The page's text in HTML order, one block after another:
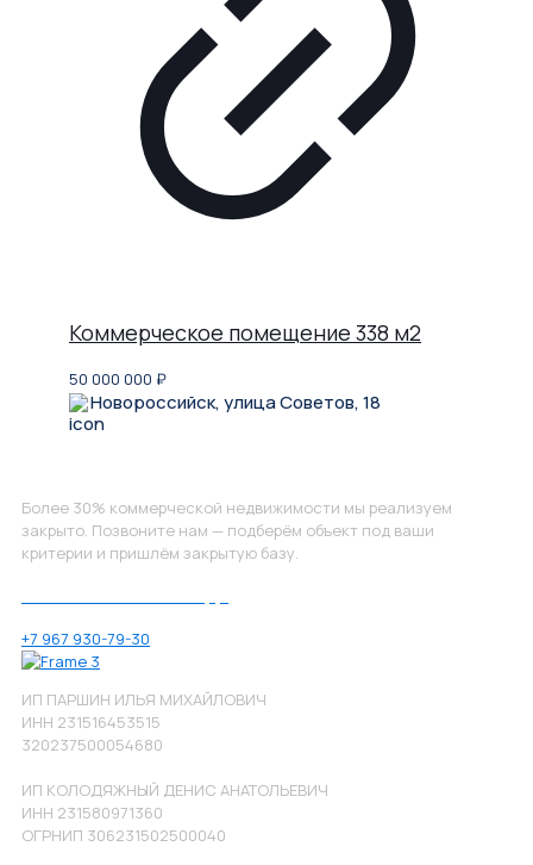
Коммерческое помещение 338 м2
50 000 000 ₽
Новороссийск, улица Советов, 18
Более 30% коммерческой недвижимости мы реализуем
закрыто. Позвоните нам — подберём объект под ваши
критерии и пришлём закрытую базу.
+7 967 930-79-30
ИП ПАРШИН ИЛЬЯ МИХАЙЛОВИЧ
ИНН 231516453515
320237500054680
ИП КОЛОДЯЖНЫЙ ДЕНИС АНАТОЛЬЕВИЧ
ИНН 231580971360
ОГРНИП 306231502500040